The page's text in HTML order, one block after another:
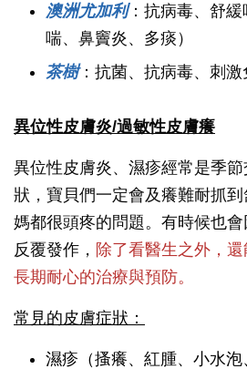
澳洲尤加利：抗病毒、舒
喘、鼻竇炎、多痰）
茶樹：抗菌、抗病毒、刺激
異位性皮膚炎/過敏性皮膚癢
異位性皮膚炎、濕疹經常是季
狀，寶貝們一定會及癢難耐抓
媽都很頭疼的問題。有時候也
反覆發作， 除了看醫生之外，
長期耐心的治療與預防。
常見的皮膚症狀：
濕疹（搔癢、紅腫、小水泡